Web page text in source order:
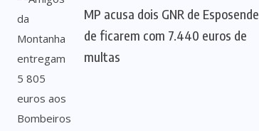
MP acusa dois GNR de Esposende
de ficarem com 7.440 euros de
multas